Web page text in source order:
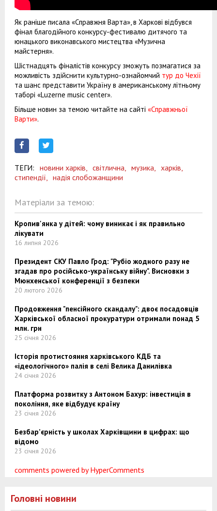
Як раніше писала «Справжня Варта», в Харкові відбувся
фінал благодійного конкурсу-фестивалю дитячого та
юнацького виконавського мистецтва «Музична
майстерня».
Шістнадцять фіналістів конкурсу зможуть позмагатися за
можливість здійснити культурно-ознайомчий тур до Чехії
та шанс представити Україну в американському літньому
таборі «Luzerne music center».
Більше новин за темою читайте на сайті «Справжньої
Варти».
ТЕГИ: новини харків, світлична, музика,
харків,
стипендії,
надія слобожанщини
Матеріали за темою:
Кропив'янка у дітей: чому виникає і як правильно
лікувати
16 липня 2026
Президент СКУ Павло Грод: "Рубіо жодного разу не
згадав про російсько-українську війну". Висновки з
Мюнхенської конференції з безпеки
20 лютого 2026
Продовження "пенсійного скандалу": двоє посадовців
Харківської обласної прокуратури отримали понад 5
млн. грн
25 січня 2026
Історія протистояння харківського КДБ та
«ідеологічного» палія в селі Велика Данилівка
24 січня 2026
Платформа розвитку з Антоном Бахур: інвестиція в
покоління, яке відбудує країну
23 січня 2026
Безбар’єрність у школах Харківщини в цифрах: що
відомо
23 січня 2026
comments powered by HyperComments
Головні новини